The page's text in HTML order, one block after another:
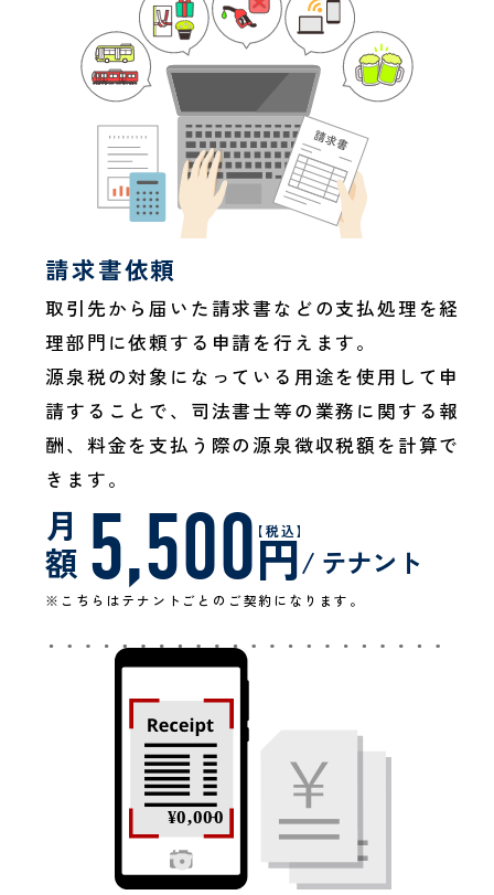
請求書依頼
取引先から届いた請求書などの支払処理を経
理部門に依頼する申請を行えます。
源泉税の対象になっている用途を使用して申
請することで、司法書士等の業務に関する報
酬、料金を支払う際の源泉徴収税額を計算で
きます。
月
額 5,500【税込】
円/ テナント
※こちらはテナントごとのご契約になります。